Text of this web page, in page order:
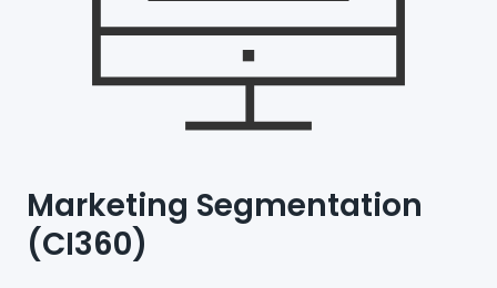
Marketing Segmentation
(CI360)